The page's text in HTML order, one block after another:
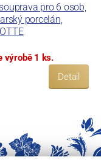
pro 6 osob,
porcelán,
výrobě 1 ks.
Detail